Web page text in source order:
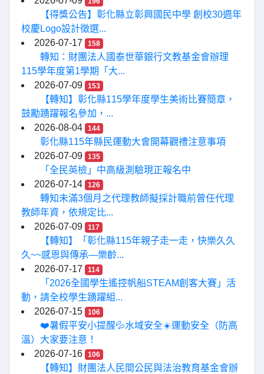
【得獎公告】彰化縣立彰興國民中學 創校30週年
校慶Logo設計徵選...
2026-07-17
158
轉知：財團法人國泰世華銀行文教基金會辦理
115學年度第1學期「大...
2026-07-09
153
【轉知】彰化縣115學年度學生美術比賽簡章，
鼓勵踴躍報名參加，...
2026-08-04
144
彰化縣115年縣民運動大會開幕觀禮注意事項
2026-07-09
135
「全民英檢」中高級測驗現正報名中
2026-07-14
126
轉知未滿3個月之代理教師擬採計職前曾任代理
教師年資，依規定比...
2026-07-09
117
【轉知】「彰化縣115年親子走一走，快樂久久
久~~感恩與傳承—樂齡...
2026-07-17
114
「2026全國學生遙控帆船STEAM創客大賽」活
動，請全校學生踴躍組...
2026-07-15
106
❤️暑假平安小提醒💦水域安全☀️運動安全（防高
溫）大家要注意！
2026-07-16
106
【轉知】財團法人民間公民與法治教育基金會辦